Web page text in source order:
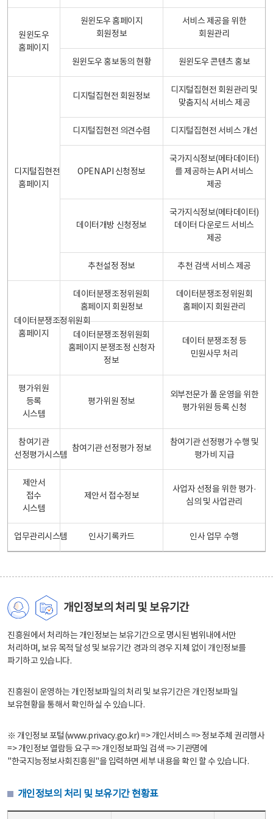
원윈도우
홈페이지
원윈도우 홈페이지
회원정보
서비스 제공을 위한
회원관리
원윈도우 홍보동의 현황 원윈도우 콘텐츠 홍보
디지털집현전
홈페이지
디지털집현전 회원정보
디지털집현전 회원관리 및
맞춤지식 서비스 제공
디지털집현전 의견수렴 디지털집현전 서비스 개선
OPEN API 신청정보
국가지식정보(메타데이터)
를 제공하는 API 서비스
제공
데이터개방 신청정보
국가지식정보(메타데이터)
데이터 다운로드 서비스
제공
추천설정 정보 추천 검색 서비스 제공
데이터분쟁조정위원회
홈페이지
데이터분쟁조정위원회
홈페이지 회원정보
데이터분쟁조정위원회
홈페이지 회원관리
데이터분쟁조정위원회
홈페이지 분쟁조정 신청자
정보
데이터 분쟁조정 등
민원사무 처리
평가위원
등록
시스템
평가위원 정보
외부전문가 풀 운영을 위한
평가위원 등록 신청
참여기관
선정평가시스템
참여기관 선정평가 정보
참여기관 선정평가 수행 및
평가비 지급
제안서
접수
시스템
제안서 접수정보
사업자 선정을 위한 평가·
심의 및 사업관리
업무관리시스템 인사기록카드 인사 업무 수행
개인정보의 처리 및 보유기간
진흥원에서 처리하는 개인정보는 보유기간으로 명시된 범위내에서만
처리하며, 보유 목적 달성 및 보유기간 경과의 경우 지체 없이 개인정보를
파기하고 있습니다.
진흥원이 운영하는 개인정보파일의 처리 및 보유기간은 개인정보파일
보유현황을 통해서 확인하실 수 있습니다.
※ 개인정보 포털(www.privacy.go.kr) => 개인서비스 => 정보주체 권리행사
=> 개인정보 열람등 요구 => 개인정보파일 검색 => 기관명에
"한국지능정보사회진흥원"을 입력하면 세부 내용을 확인 할 수 있습니다.
개인정보의 처리 및 보유기간 현황표